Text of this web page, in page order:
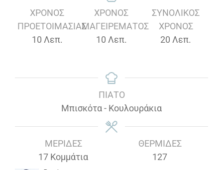
ΧΡΌΝΟΣ
ΠΡΟΕΤΟΙΜΑΣΊΑΣ
10Λεπτά
Λεπ.
ΧΡΌΝΟΣ
ΜΑΓΕΙΡΈΜΑΤΟΣ
10Λεπτά
Λεπ.
ΣΥΝΟΛΙΚΌΣ
ΧΡΌΝΟΣ
20 Λεπτά
Λεπ.
ΠΙΆΤΟ
Μπισκότα - Κουλουράκια
ΜΕΡΊΔΕΣ
17 Κομμάτια
ΘΕΡΜΊΔΕΣ
127